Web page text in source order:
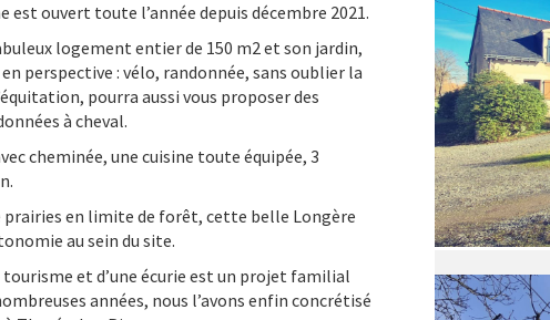
est ouvert toute l’année depuis décembre 2021.
logement entier de 150 m2 et son jardin,
perspective : vélo, randonnée, sans oublier la
pourra aussi vous proposer des
à cheval.
cheminée, une cuisine toute équipée, 3
prairies en limite de forêt, cette belle Longère
au sein du site.
tourisme et d’une écurie est un projet familial
années, nous l’avons enfin concrétisé